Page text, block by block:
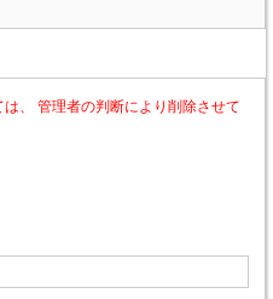
、 管理者の判断により削除させて